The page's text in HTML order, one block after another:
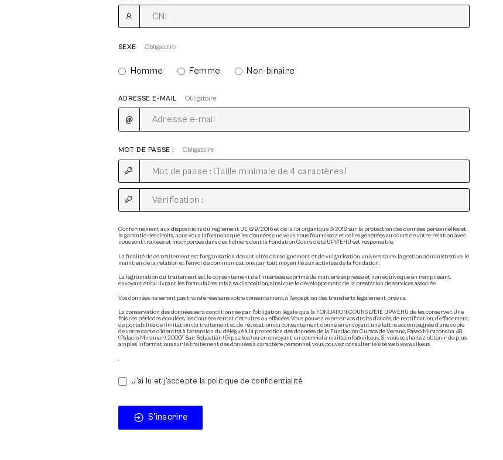
SEXE Obligatoire
Homme Femme Non-binaire
ADRESSE E-MAIL Obligatoire
MOT DE PASSE : Obligatoire
Conformément aux dispositions du règlement UE 679/2016 et de la loi organique 3/2018 sur la protection des données personnelles et
la garantie des droits, nous vous informons que les données que vous nous fournissez et celles générées au cours de votre relation avec
nous sont traitées et incorporées dans des fichiers dont la Fondation Cours d'été UPV/EHU est responsable.
La finalité de ce traitement est l'organisation des activités d'enseignement et de vulgarisation universitaire, la gestion administrative, le
maintien de la relation et l'envoi de communications par tout moyen lié aux activités de la Fondation.
La légitimation du traitement est le consentement de l'intéressé exprimé de manière expresse et non équivoque en remplissant,
envoyant et/ou livrant les formulaires mis à sa disposition, ainsi que le développement de la prestation de services associée.
Vos données ne seront pas transférées sans votre consentement, à l'exception des transferts légalement prévus.
La conservation des données sera conditionnée par l'obligation légale qu'a la FONDATION COURS D'ÉTÉ UPV/EHU de les conserver. Une
fois ces périodes écoulées, les données seront détruites ou effacées. Vous pouvez exercer vos droits d'accès, de rectification, d'effacement,
de portabilité, de limitation du traitement et de révocation du consentement donné en envoyant une lettre accompagnée d'une copie
de votre carte d'identité à l'attention du délégué à la protection des données de la Fundación Cursos de Verano, Paseo Miraconcha 48
(Palacio Miramar), 20007 San Sebastián (Gipuzkoa) ou en envoyant un courriel à mailto:info@uik.eus. Si vous souhaitez obtenir de plus
amples informations sur le traitement des données à caractère personnel, vous pouvez consulter le site web www.uik.eus
.
J’ai lu et j’accepte la politique de confidentialité
S'inscrire